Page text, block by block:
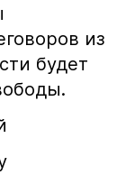
из
будет